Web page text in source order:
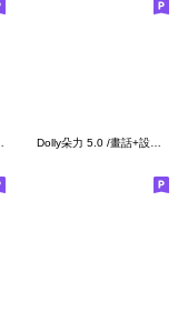
找我！ Dolly朵力 5.0 /畫話+設計事務所 生日快樂